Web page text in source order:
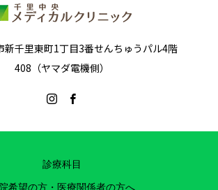
新千里東町1丁目3番せんちゅうパル4階
408（ヤマダ電機側）
診療科目
希望の方・医療関係者の方へ